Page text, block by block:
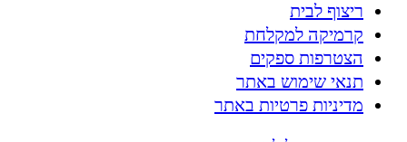
ריצוף לבית
קרמיקה למקלחת
הצטרפות ספקים
תנאי שימוש באתר
מדיניות פרטיות באתר